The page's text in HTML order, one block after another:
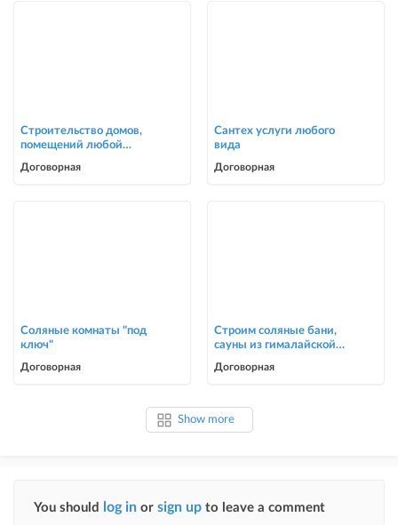
Строительство домов,
помещений любой
Договорная
Сантех услуги любого
вида
Договорная
Соляные комнаты "под
ключ"
Договорная
Строим соляные бани,
сауны из гималайской
Договорная
Show more
You should log in or sign up to leave a comment